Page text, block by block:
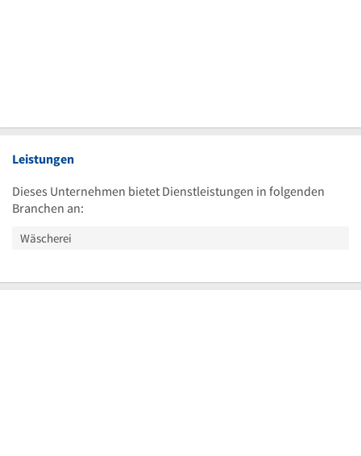
Leistungen
Dieses Unternehmen bietet Dienstleistungen in folgenden
Branchen an:
Wäscherei